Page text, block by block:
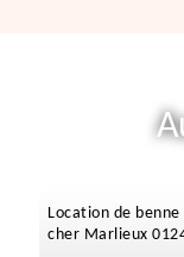
Location de benne
cher Marlieux